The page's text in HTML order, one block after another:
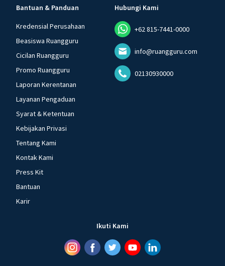
Bantuan & Panduan
Kredensial Perusahaan
Beasiswa Ruangguru
Cicilan Ruangguru
Promo Ruangguru
Laporan Kerentanan
Layanan Pengaduan
Syarat & Ketentuan
Kebijakan Privasi
Tentang Kami
Kontak Kami
Press Kit
Bantuan
Karir
Hubungi Kami
+62 815-7441-0000
info@ruangguru.com
02130930000
Ikuti Kami